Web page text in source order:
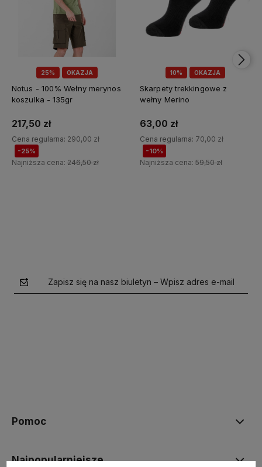
25% OKAZJA
Notus - 100% Wełny merynos
koszulka - 135gr
217,50 zł
Cena regularna: 290,00 zł
-25%
Najniższa cena: 246,50 zł
10% OKAZJA
Skarpety trekkingowe z
wełny Merino
63,00 zł
Cena regularna: 70,00 zł
-10%
Najniższa cena: 59,50 zł
Zapisz się na nasz biuletyn – Wpisz adres e-mail
Pomoc
Najpopularniejsze